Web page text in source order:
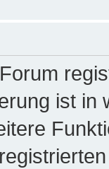
ist in